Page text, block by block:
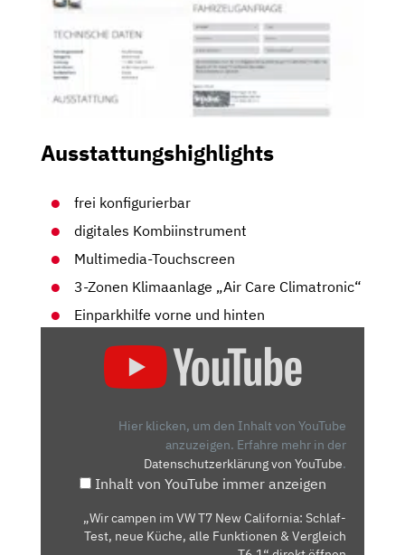
Ausstattungshighlights
frei konfigurierbar
digitales Kombiinstrument
Multimedia-Touchscreen
3-Zonen Klimaanlage „Air Care Climatronic“
Einparkhilfe vorne und hinten
SCHLAF-
Hier klicken, um den Inhalt von YouTube
anzuzeigen. Erfahre mehr in der
Datenschutzerklärung von YouTube.
Inhalt von YouTube immer anzeigen
„Wir campen im VW T7 New California: Schlaf-
Test, neue Küche, alle Funktionen & Vergleich